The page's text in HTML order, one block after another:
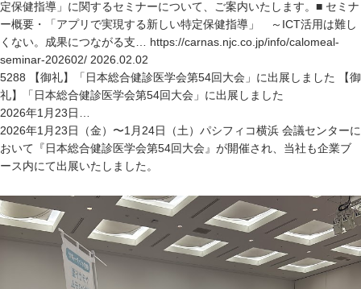
定保健指導」に関するセミナーについて、ご案内いたします。■ セミナ
ー概要・「アプリで実現する新しい特定保健指導」 ～ICT活用は難し
くない。成果につながる支… https://carnas.njc.co.jp/info/calomeal-
seminar-202602/ 2026.02.02
5288 【御礼】「日本総合健診医学会第54回大会」に出展しました 【御
礼】「日本総合健診医学会第54回大会」に出展しました
2026年1月23日…
2026年1月23日（金）〜1月24日（土）パシフィコ横浜 会議センターに
おいて『日本総合健診医学会第54回大会』が開催され、当社も企業ブ
ース内にて出展いたしました。